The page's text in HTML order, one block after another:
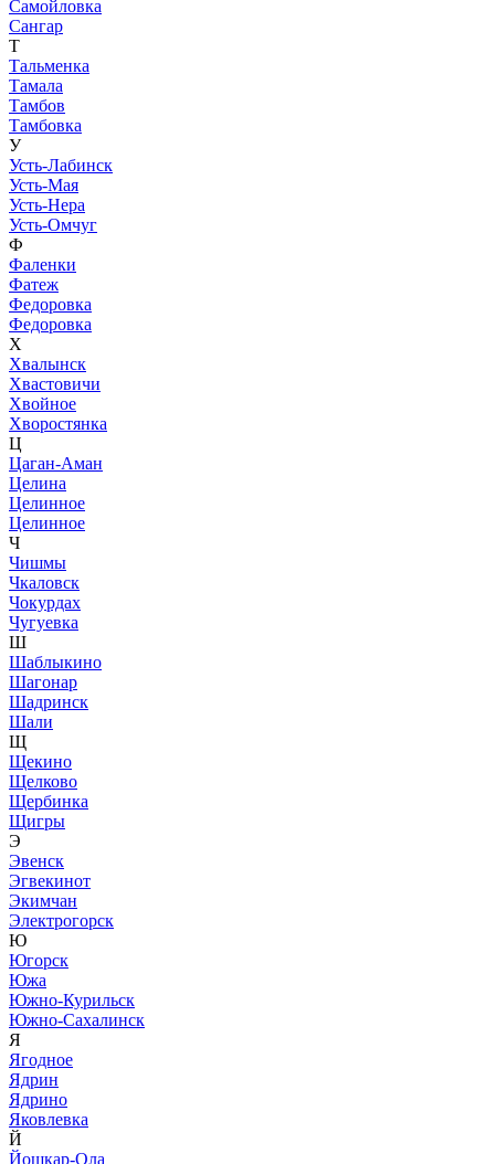
Самойловка
Сангар
Т
Тальменка
Тамала
Тамбов
Тамбовка
У
Усть-Лабинск
Усть-Мая
Усть-Нера
Усть-Омчуг
Ф
Фаленки
Фатеж
Федоровка
Федоровка
Х
Хвалынск
Хвастовичи
Хвойное
Хворостянка
Ц
Цаган-Аман
Целина
Целинное
Целинное
Ч
Чишмы
Чкаловск
Чокурдах
Чугуевка
Ш
Шаблыкино
Шагонар
Шадринск
Шали
Щ
Щекино
Щелково
Щербинка
Щигры
Э
Эвенск
Эгвекинот
Экимчан
Электрогорск
Ю
Югорск
Южа
Южно-Курильск
Южно-Сахалинск
Я
Ягодное
Ядрин
Ядрино
Яковлевка
Й
Йошкар-Ола